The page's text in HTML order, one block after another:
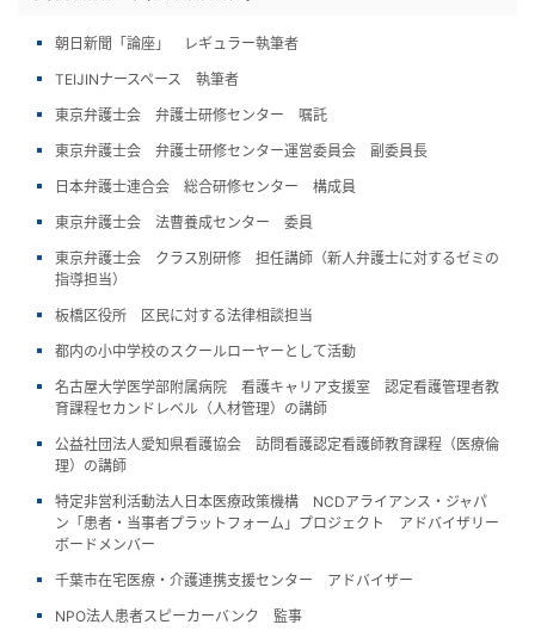
朝日新聞「論座」 レギュラー執筆者
TEIJINナースペース 執筆者
東京弁護士会 弁護士研修センター 嘱託
東京弁護士会 弁護士研修センター運営委員会 副委員長
日本弁護士連合会 総合研修センター 構成員
東京弁護士会 法曹養成センター 委員
東京弁護士会 クラス別研修 担任講師（新人弁護士に対するゼミの
指導担当）
板橋区役所 区民に対する法律相談担当
都内の小中学校のスクールローヤーとして活動
名古屋大学医学部附属病院 看護キャリア支援室 認定看護管理者教
育課程セカンドレベル（人材管理）の講師
公益社団法人愛知県看護協会 訪問看護認定看護師教育課程（医療倫
理）の講師
特定非営利活動法人日本医療政策機構 NCDアライアンス・ジャパ
ン「患者・当事者プラットフォーム」プロジェクト アドバイザリー
ボードメンバー
千葉市在宅医療・介護連携支援センター アドバイザー
NPO法人患者スピーカーバンク 監事